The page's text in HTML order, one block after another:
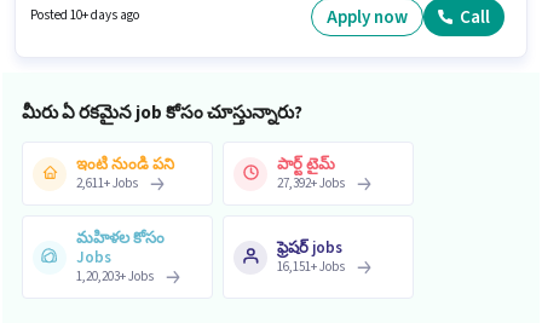
కంపెనీ పాలసీలపై ఆధారపడి ఇప్పించబడతాయి. ఇది Full Time ఉద్యోగం, ఇందులో
DAY shift మరియు వారానికి 6 days working ఉంటాయి. ఈ ఉద్యోగానికి అభ్యర్థి వద్ద
Posted 10+ days ago Apply now Call
మీరు ఏ రకమైన job కోసం చూస్తున్నారు?
ఇంటి నుండి పని
2,611+Jobs
పార్ట్ టైమ్
27,392+Jobs
మహిళల కోసం
Jobs
1,20,203+Jobs
ఫ్రెషర్ jobs
16,151+Jobs